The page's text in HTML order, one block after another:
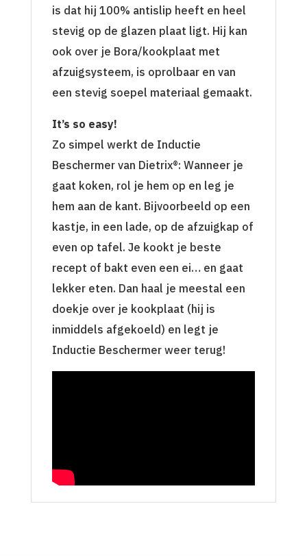
is dat hij 100% antislip heeft en heel
stevig op de glazen plaat ligt. Hij kan
ook over je Bora/kookplaat met
afzuigsysteem, is oprolbaar en van
een stevig soepel materiaal gemaakt.
It’s so easy!
Zo simpel werkt de Inductie
Beschermer van Dietrix®: Wanneer je
gaat koken, rol je hem op en leg je
hem aan de kant. Bijvoorbeeld op een
kastje, in een lade, op de afzuigkap of
even op tafel. Je kookt je beste
recept of bakt even een ei… en gaat
lekker eten. Dan haal je meestal een
doekje over je kookplaat (hij is
inmiddels afgekoeld) en legt je
Inductie Beschermer weer terug!